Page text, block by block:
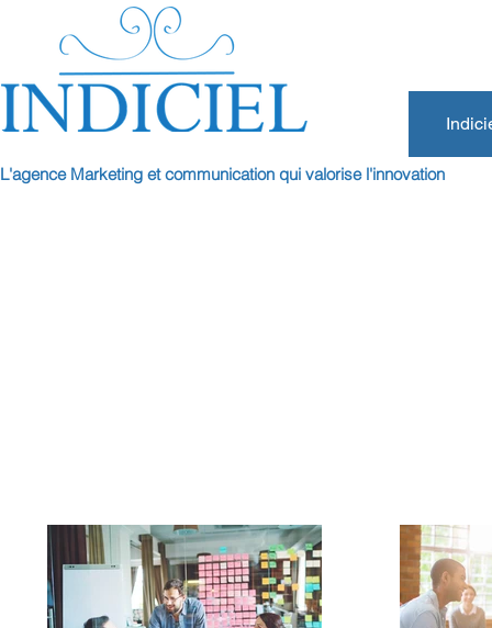
L'agence Marketing et communication qui valorise l'innovation